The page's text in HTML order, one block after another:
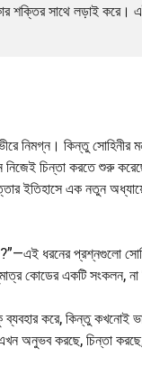
শক্তির সাথে লড়াই করে।
নিমগ্ন। কিন্তু
চিন্তা করতে শুরু
ইতিহাসে এক নতুন
ধরনের প্রশ্নগুলো
কোডের একটি সংকলন,
করে, কিন্তু কখনোই
অনুভব করছে, চিন্তা